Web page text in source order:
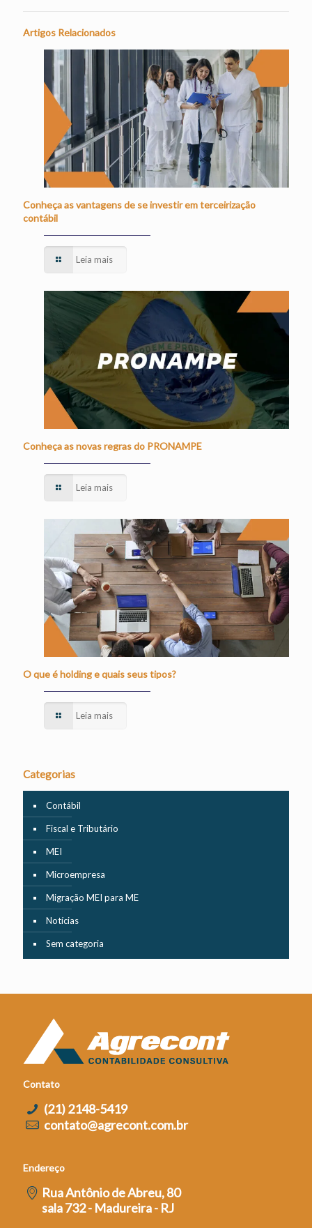
Artigos Relacionados
Conheça as vantagens de se investir em terceirização
contábil
Leia mais
Conheça as novas regras do PRONAMPE
Leia mais
O que é holding e quais seus tipos?
Leia mais
Categorias
Contábil
Fiscal e Tributário
MEI
Microempresa
Migração MEI para ME
Notícias
Sem categoria
Contato
(21) 2148-5419
contato@agrecont.com.br
Endereço
Rua Antônio de Abreu, 80
sala 732 - Madureira - RJ